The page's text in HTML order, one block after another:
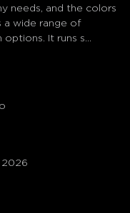
needs, and the colors
a wide range of
It runs s...
2026